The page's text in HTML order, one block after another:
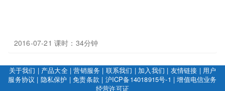
2016-07-21 课时：34分钟
关于我们 | 产品大全|营销服务 | 联系我们 | 加入我们 | 友情链接 | 用户
服务协议 | 隐私保护 |免责条款 | 沪ICP备14018915号-1 |增值电信业务
经营许可证